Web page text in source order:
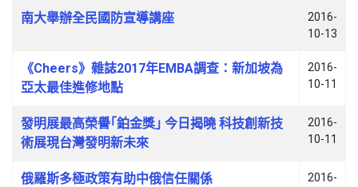
文章列表
南大舉辦全民國防宣導講座
2016-
10-13
《Cheers》雜誌2017年EMBA調查：新加坡為
亞太最佳進修地點
2016-
10-11
發明展最高榮譽｢鉑金獎｣ 今日揭曉 科技創新技
術展現台灣發明新未來
2016-
10-11
俄羅斯多極政策有助中俄信任關係
2016-